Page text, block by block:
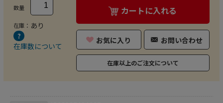
数量
在庫： あり
在庫数について
カートに入れる
お気に入り お問い合わせ
在庫以上のご注文について